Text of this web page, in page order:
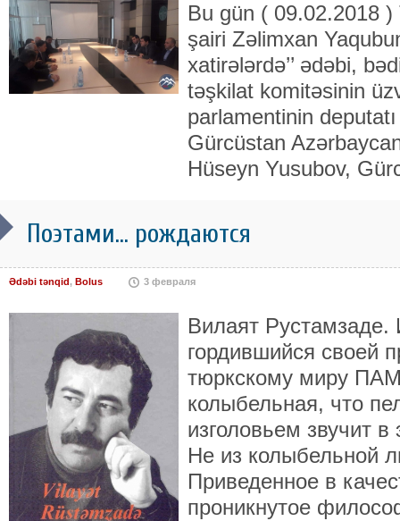
Bu gün ( 09.02.2018 )
şairi Zəlimxan
xatirələrdə’’ ədəbi,
təşkilat komitəsinin
parlamentinin
Gürcüstan
Hüseyn Yusubov,
Поэтами… рождаются
Ədəbi tənqid , Bolus 3 февраля
Вилаят Рустамзаде.
гордившийся своей
тюркскому миру
колыбельная, что
изголовьем звучит в
Не из колыбельной
Приведенное в
проникнутое